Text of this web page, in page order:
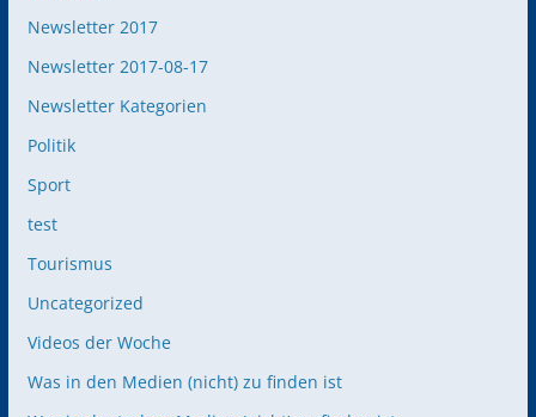
Newsletter 2017
Newsletter 2017-08-17
Newsletter Kategorien
Politik
Sport
test
Tourismus
Uncategorized
Videos der Woche
Was in den Medien (nicht) zu finden ist